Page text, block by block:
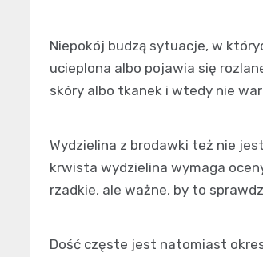
Niepokój budzą sytuacje, w
ucieplona albo pojawia się
skóry albo tkanek i wtedy nie
Wydzielina z brodawki też nie
krwista wydzielina wymaga
rzadkie, ale ważne, by to
Dość częste jest natomiast